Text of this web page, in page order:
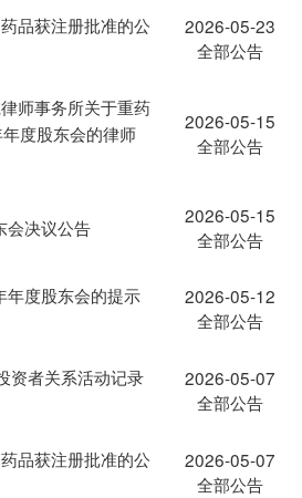
品获注册批准的公
2026-05-23
全部公告
师事务所关于重药
度股东会的律师
2026-05-15
全部公告
会决议公告
2026-05-15
全部公告
度股东会的提示
2026-05-12
全部公告
资者关系活动记录
2026-05-07
全部公告
品获注册批准的公
2026-05-07
全部公告